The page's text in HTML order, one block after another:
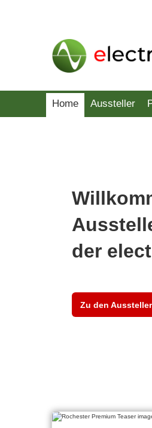
Home Aussteller
der
Zu den